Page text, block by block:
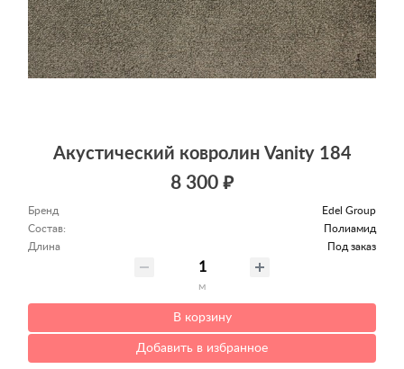
Акустический ковролин Vanity 184
8 300 ₽
Бренд
Edel Group
Состав:
Полиамид
Длина
Под заказ
м
В корзину
Добавить в избранное